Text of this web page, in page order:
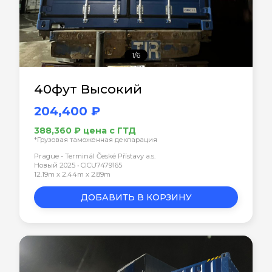
1/6
40фут Высокий
204,400 ₽
388,360 ₽ цена с ГТД
*Грузовая таможенная декларация
Prague - Terminál České Přístavy a.s.
Новый 2025 • CICU7479165
12.19m x 2.44m x 2.89m
ДОБАВИТЬ В КОРЗИНУ